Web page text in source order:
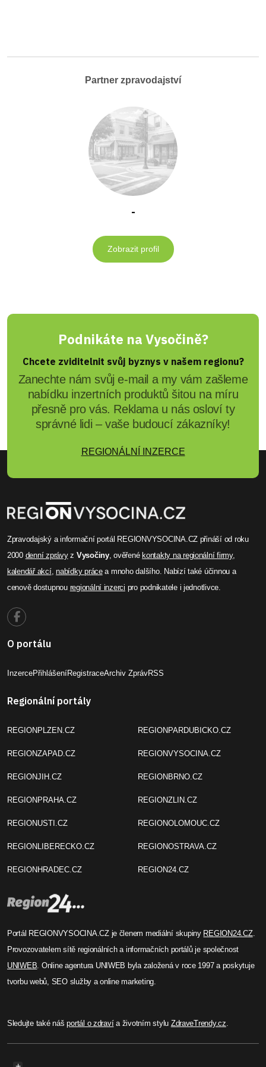
Partner zpravodajství
-
Zobrazit profil
Podnikáte na Vysočině?
Chcete zviditelnit svůj byznys v našem regionu?
Zanechte nám svůj e-mail a my vám zašleme
nabídku inzertních produktů šitou na míru
přesně pro vás. Reklama u nás osloví ty
správné lidi – vaše budoucí zákazníky!
REGIONÁLNÍ INZERCE
Zpravodajský a informační portál REGIONVYSOCINA.CZ přináší od roku
2000 denní zprávyz Vysočiny, ověřené kontakty na regionální firmy,
kalendář akcí,nabídky prácea mnoho dalšího. Nabízí také účinnou a
cenově dostupnou regionální inzerci pro podnikatele i jednotlivce.
O portálu
InzercePřihlášeníRegistraceArchiv ZprávRSS
Regionální portály
REGIONPLZEN.CZ
REGIONZAPAD.CZ
REGIONJIH.CZ
REGIONPRAHA.CZ
REGIONUSTI.CZ
REGIONLIBERECKO.CZ
REGIONHRADEC.CZ
REGIONPARDUBICKO.CZ
REGIONVYSOCINA.CZ
REGIONBRNO.CZ
REGIONZLIN.CZ
REGIONOLOMOUC.CZ
REGIONOSTRAVA.CZ
REGION24.CZ
Portál REGIONVYSOCINA.CZ je členem mediální skupiny REGION24.CZ.
Provozovatelem sítě regionálních a informačních portálů je společnost
UNIWEB. Online agentura UNIWEB byla založená v roce 1997 a poskytuje
tvorbu webů, SEO služby a online marketing.
Sledujte také nášportál o zdravía životním stylu ZdraveTrendy.cz.